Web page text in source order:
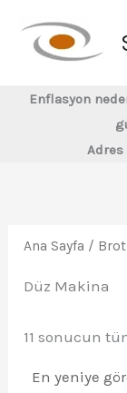
Enflasyon
Adres
Ana Sayfa /
Düz Makina
11 sonucun